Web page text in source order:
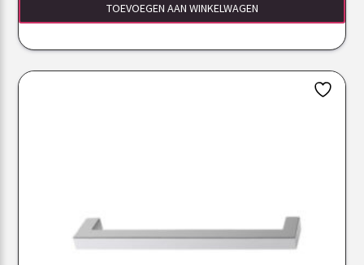
TOEVOEGEN AAN WINKELWAGEN